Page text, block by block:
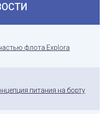
флота Explora
питания на борту